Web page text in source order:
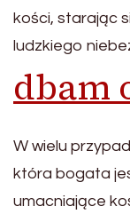
kości, starając
ludzkiego
dbam
W wielu
która bogata
umacniające